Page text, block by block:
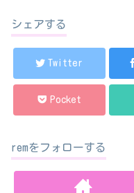
シェアする
Twitter
Pocket
remをフォローする